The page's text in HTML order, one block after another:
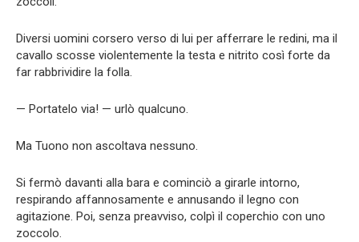
Diversi uomini corsero verso di lui per afferrare le redini, ma il
cavallo scosse violentemente la testa e nitrito così forte da
far rabbrividire la folla.
— Portatelo via! — urlò qualcuno.
Ma Tuono non ascoltava nessuno.
Si fermò davanti alla bara e cominciò a girarle intorno,
respirando affannosamente e annusando il legno con
agitazione. Poi, senza preavviso, colpì il coperchio con uno
zoccolo.